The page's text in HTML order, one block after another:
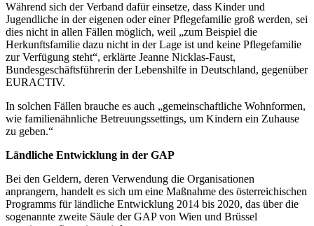
Während sich der Verband dafür einsetze, dass Kinder und
Jugendliche in der eigenen oder einer Pflegefamilie groß werden, sei
dies nicht in allen Fällen möglich, weil „zum Beispiel die
Herkunftsfamilie dazu nicht in der Lage ist und keine Pflegefamilie
zur Verfügung steht“, erklärte Jeanne Nicklas-Faust,
Bundesgeschäftsführerin der Lebenshilfe in Deutschland, gegenüber
EURACTIV.
In solchen Fällen brauche es auch „gemeinschaftliche Wohnformen,
wie familienähnliche Betreuungssettings, um Kindern ein Zuhause
zu geben.“
Ländliche Entwicklung in der GAP
Bei den Geldern, deren Verwendung die Organisationen
anprangern, handelt es sich um eine Maßnahme des österreichischen
Programms für ländliche Entwicklung 2014 bis 2020, das über die
sogenannte zweite Säule der GAP von Wien und Brüssel